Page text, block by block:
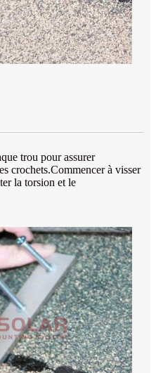
trou pour assurer
crochets.Commencer à visser
la torsion et le